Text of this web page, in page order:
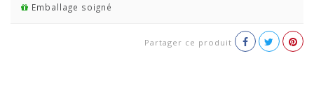
Emballage soigné
Partager ce produit